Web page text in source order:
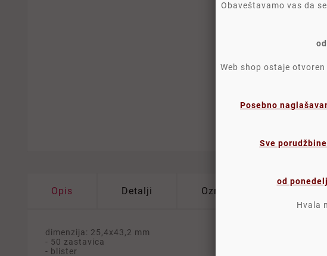
Opis Detalji Oznake
dimenzija: 25,4x43,2 mm
- 50 zastavica
- blister
Obaveštavamo vas da
Web shop ostaje
Posebno
Sve
od
Hvala